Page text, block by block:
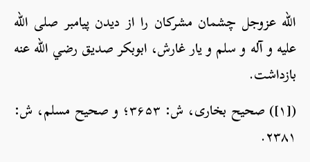
الله عزوجل چشمان مشرکان را از دیدن پیامبر صلی الله
علیه و آله و سلم و یار غارش، ابوبکر صدیق رضي الله عنه
بازداشت.
([۱]) صحیح بخاری، ش: ۳۶۵۳؛ و صحیح مسلم، ش:
۲۳۸۱.